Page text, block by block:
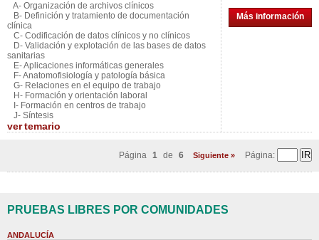
A- Organización de archivos clínicos
B- Definición y tratamiento de documentación
clínica
C- Codificación de datos clínicos y no clínicos
D- Validación y explotación de las bases de datos
sanitarias
E- Aplicaciones informáticas generales
F- Anatomofisiología y patología básica
G- Relaciones en el equipo de trabajo
H- Formación y orientación laboral
I- Formación en centros de trabajo
J- Síntesis
vertemario
Más información
Página 1 de 6 Siguiente » Página:
PRUEBAS LIBRES POR COMUNIDADES
ANDALUCÍA